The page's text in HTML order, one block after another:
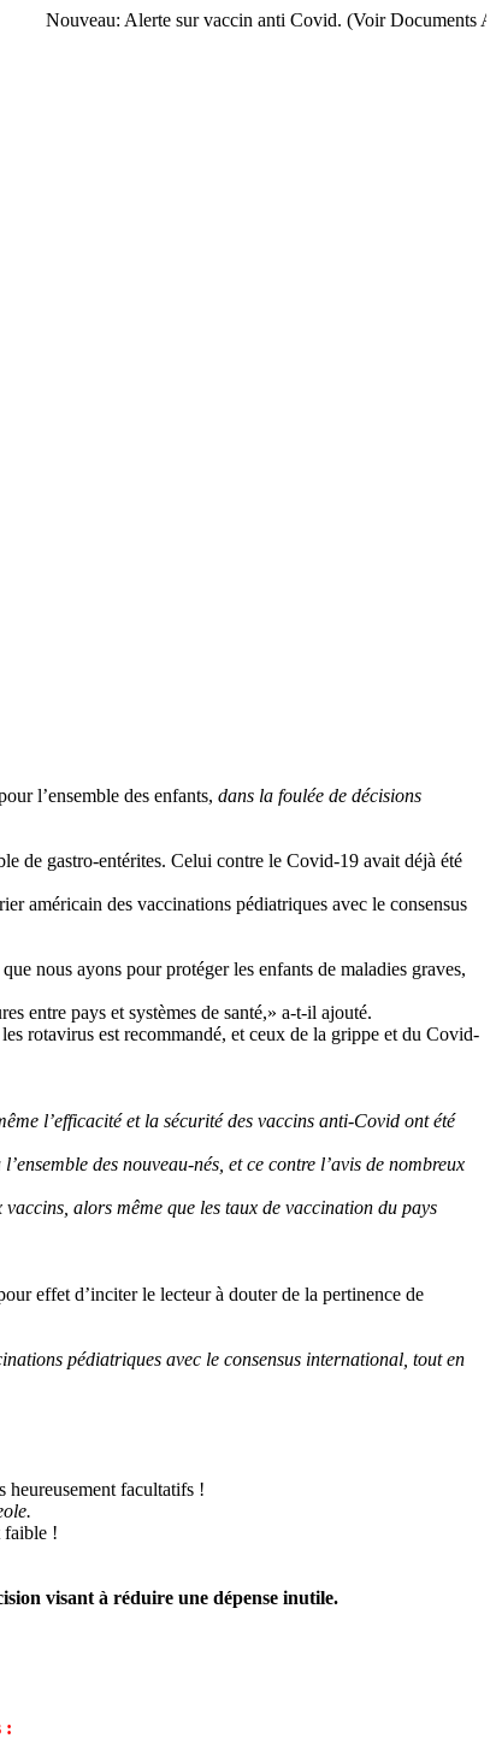
Alerte sur vaccin anti Covid. (Voir Documents Articles)
l’ensemble des enfants, dans la foulée de décisions
de gastro-entérites. Celui contre le Covid-19 avait déjà été
américain des vaccinations pédiatriques avec le consensus
nous ayons pour protéger les enfants de maladies graves,
entre pays et systèmes de santé,» a-t-il ajouté.
rotavirus est recommandé, et ceux de la grippe et du Covid-
l’efficacité et la sécurité des vaccins anti-Covid ont été
des nouveau-nés, et ce contre l’avis de nombreux
alors même que les taux de vaccination du pays
effet d’inciter le lecteur à douter de la pertinence de
pédiatriques avec le consensus international, tout en
heureusement facultatifs !
faible !
visant à réduire une dépense inutile.
: